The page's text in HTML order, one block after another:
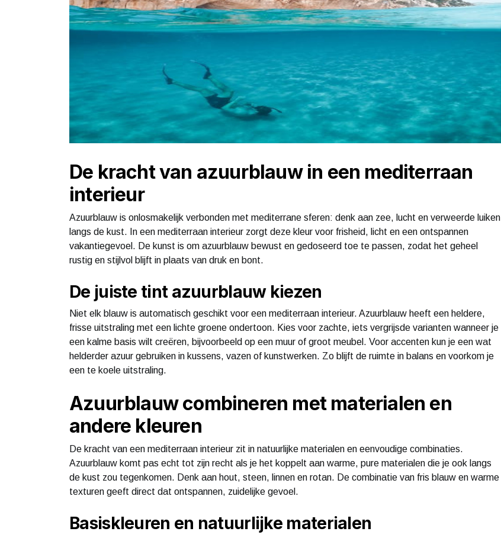
De kracht van azuurblauw in een mediterraan
interieur
Azuurblauw is onlosmakelijk verbonden met mediterrane sferen: denk aan zee, lucht en verweerde luiken
langs de kust. In een mediterraan interieur zorgt deze kleur voor frisheid, licht en een ontspannen
vakantiegevoel. De kunst is om azuurblauw bewust en gedoseerd toe te passen, zodat het geheel
rustig en stijlvol blijft in plaats van druk en bont.
De juiste tint azuurblauw kiezen
Niet elk blauw is automatisch geschikt voor een mediterraan interieur. Azuurblauw heeft een heldere,
frisse uitstraling met een lichte groene ondertoon. Kies voor zachte, iets vergrijsde varianten wanneer je
een kalme basis wilt creëren, bijvoorbeeld op een muur of groot meubel. Voor accenten kun je een wat
helderder azuur gebruiken in kussens, vazen of kunstwerken. Zo blijft de ruimte in balans en voorkom je
een te koele uitstraling.
Azuurblauw combineren met materialen en
andere kleuren
De kracht van een mediterraan interieur zit in natuurlijke materialen en eenvoudige combinaties.
Azuurblauw komt pas echt tot zijn recht als je het koppelt aan warme, pure materialen die je ook langs
de kust zou tegenkomen. Denk aan hout, steen, linnen en rotan. De combinatie van fris blauw en warme
texturen geeft direct dat ontspannen, zuidelijke gevoel.
Basiskleuren en natuurlijke materialen